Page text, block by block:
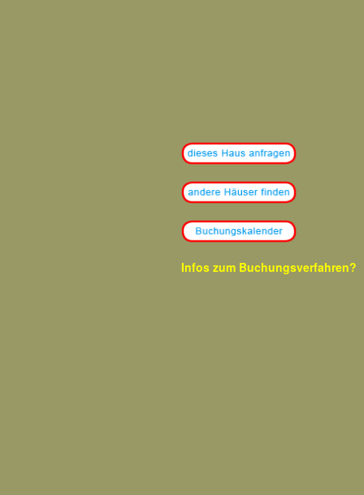
Infos zum Buchungsverfahren?